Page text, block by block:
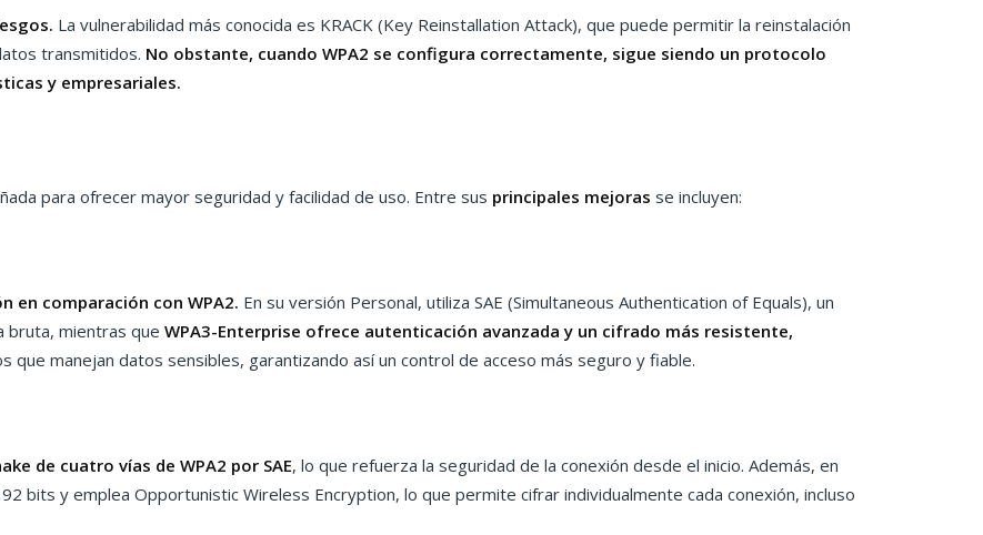
La vulnerabilidad más conocida es KRACK (Key Reinstallation Attack), que puede permitir la reinstalación
transmitidos. No obstante, cuando WPA2 se configura correctamente, sigue siendo un protocolo
y empresariales.
para ofrecer mayor seguridad y facilidad de uso. Entre sus principales mejoras se incluyen:
en comparación con WPA2. En su versión Personal, utiliza SAE (Simultaneous Authentication of Equals), un
bruta, mientras que WPA3-Enterprise ofrece autenticación avanzada y un cifrado más resistente,
manejan datos sensibles, garantizando así un control de acceso más seguro y fiable.
de cuatro vías de WPA2 por SAE, lo que refuerza la seguridad de la conexión desde el inicio. Además, en
bits y emplea Opportunistic Wireless Encryption, lo que permite cifrar individualmente cada conexión, incluso